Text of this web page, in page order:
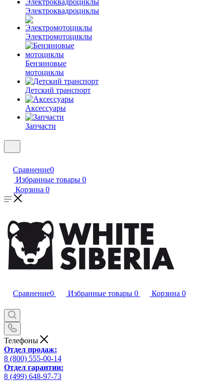
Электроквадроциклы
Электромотоциклы
Бензиновые
мотоциклы
Детский транспорт
Аксессуары
Запчасти
Сравнение0
Избранные товары 0
Корзина 0
Сравнение0 Избранные товары 0 Корзина 0
Телефоны
Отдел продаж:
8 (800) 555-00-14
Отдел гарантии:
8 (499) 648-97-73